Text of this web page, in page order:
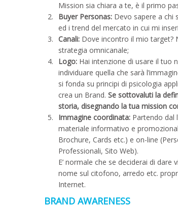
Mission sia chiara a te, è il primo
Buyer Personas: Devo sapere a chi
ed i trend del mercato in cui mi
Canali: Dove incontro il mio target?
strategia omnicanale;
Logo: Hai intenzione di usare il tuo
individuare quella che sarà
si fonda su principi di psicologia
crea un Brand.Se sottovaluti la
storia, disegnando la tua mission
Immagine coordinata: Partendo dal
materiale informativo e
Brochure, Cards etc.) e on-line
Professionali, Sito Web).
E’ normale che se deciderai di
nome sul citofono, arredo etc.
Internet.
BRAND AWARENESS